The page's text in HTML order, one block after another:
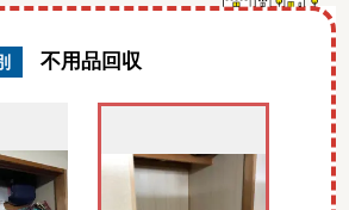
不用品回収